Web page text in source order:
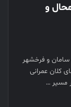
و
و فرخشهر
کلان عمرانی
مسیر …